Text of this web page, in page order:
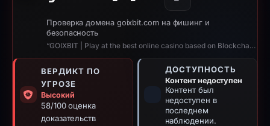
Проверка домена goixbit.com на фишинг и
безопасность
“GOIXBIT | Play at the best online casino based on Blockchain”
ВЕРДИКТ ПО
УГРОЗЕ
Высокий
58/100 оценка
доказательств
ДОСТУПНОСТЬ
Контент недоступен
Контент был
недоступен в
последнем
наблюдении.